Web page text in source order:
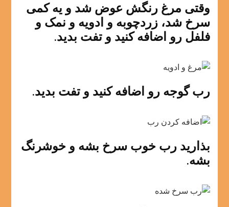
وقتی مرغ رنگش عوض شد و یه کمی
سرخ شد، زردچوبه و ادویه و نمک و
فلفل رو اضافه کنید و تفت بدید.
رب گوجه رو اضافه کنید و تفت بدید.
بذارید رب خوب سرخ بشه و خوشرنگ
بشه.